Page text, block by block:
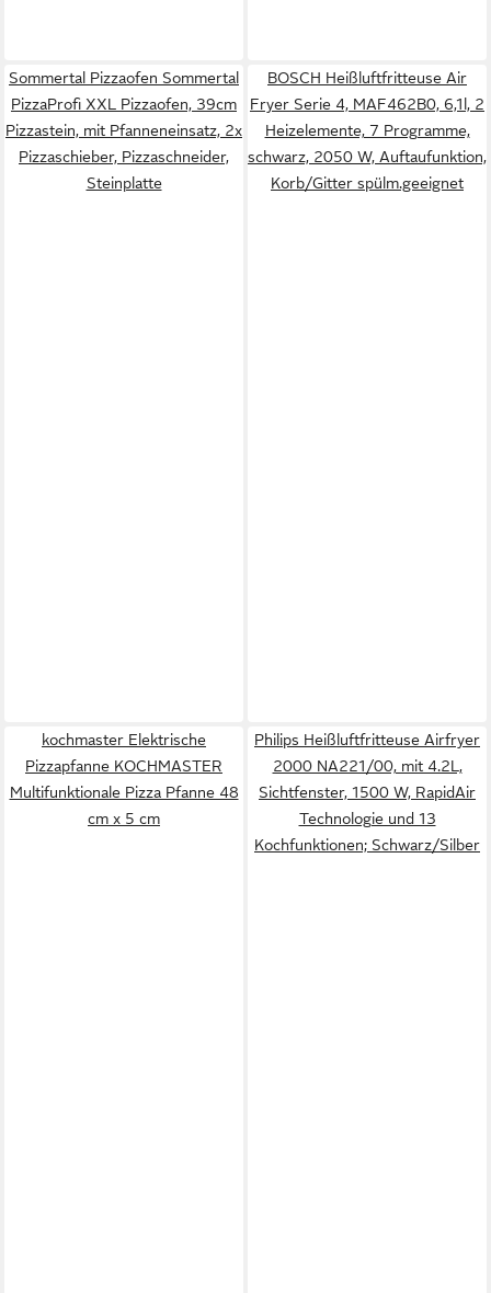
Sommertal Pizzaofen Sommertal
PizzaProfi XXL Pizzaofen, 39cm
Pizzastein, mit Pfanneneinsatz, 2x
Pizzaschieber, Pizzaschneider,
Steinplatte
BOSCH Heißluftfritteuse Air
Fryer Serie 4, MAF462B0, 6,1l, 2
Heizelemente, 7 Programme,
schwarz, 2050 W, Auftaufunktion,
Korb/Gitter spülm.geeignet
kochmaster Elektrische
Pizzapfanne KOCHMASTER
Multifunktionale Pizza Pfanne 48
cm x 5 cm
Philips Heißluftfritteuse Airfryer
2000 NA221/00, mit 4.2L,
Sichtfenster, 1500 W, RapidAir
Technologie und 13
Kochfunktionen; Schwarz/Silber